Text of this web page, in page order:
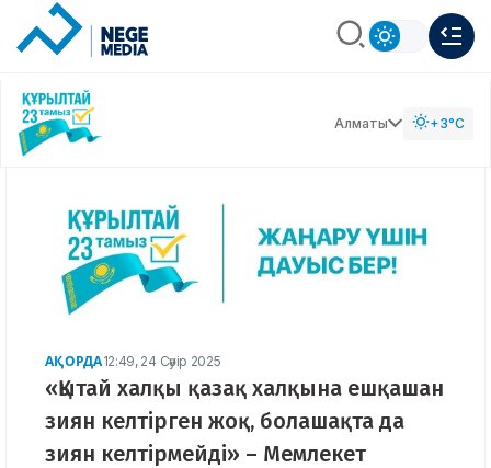
Алматы +3°C
АҚОРДА12:49, 24 Сәуір 2025
«Қытай халқы қазақ халқына ешқашан
зиян келтірген жоқ, болашақта да
зиян келтірмейді» – Мемлекет